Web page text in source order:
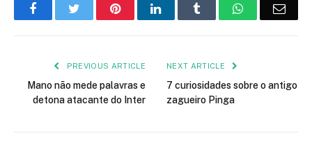
FacebookTwitter PinterestLinkedIn Tumblr WhatsApp
PREVIOUS ARTICLE
Mano não mede palavras e
detona atacante do Inter
NEXT ARTICLE
7 curiosidades sobre o antigo
zagueiro Pinga